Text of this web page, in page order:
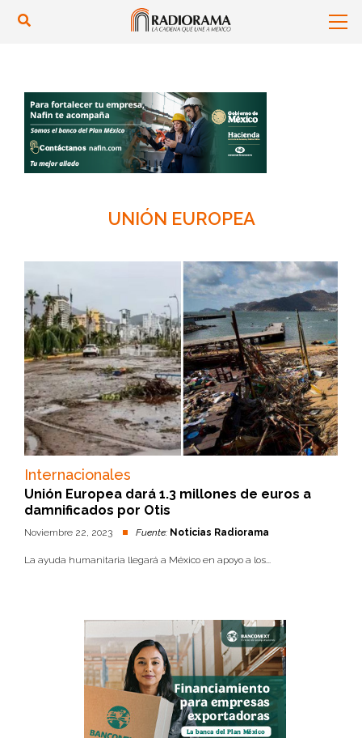
UNIÓN EUROPEA
Internacionales
Unión Europea dará 1.3 millones de euros a
damnificados por Otis
Noviembre 22, 2023 Fuente: Noticias Radiorama
La ayuda humanitaria llegará a México en apoyo a los...